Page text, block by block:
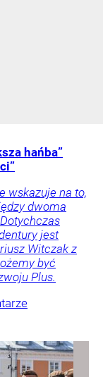
hańba”
wskazuje na to,
dwoma
jest
Witczak z
być
Plus.